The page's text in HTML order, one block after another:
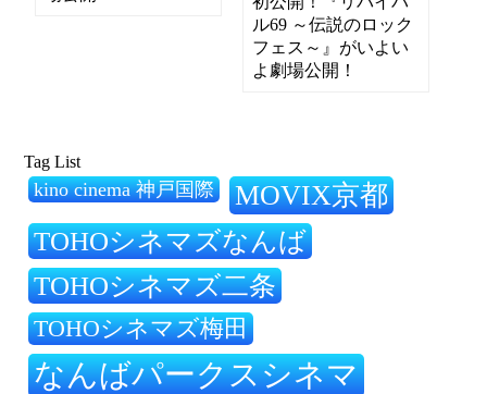
ル69 ～伝説のロック
フェス～』がいよい
よ劇場公開！
Tag List
kino cinema 神戸国際 MOVIX京都
TOHOシネマズなんば
TOHOシネマズ二条
TOHOシネマズ梅田
なんばパークスシネマ